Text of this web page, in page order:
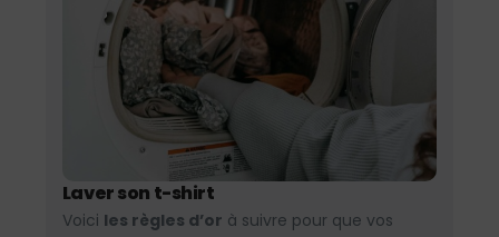
Laver son t-shirt
Voici les règles d’or à suivre pour que vos